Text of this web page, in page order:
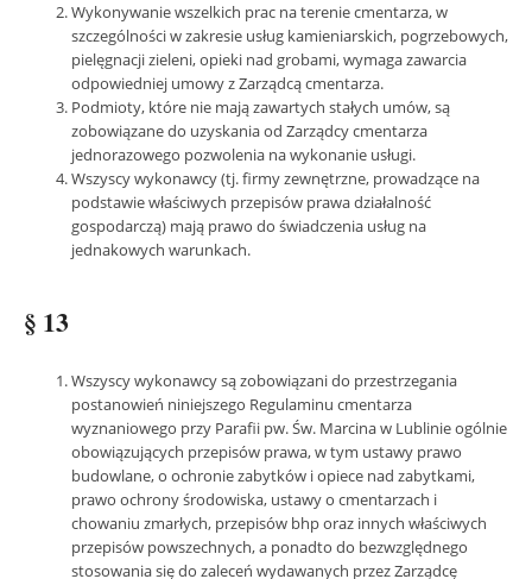
Wykonywanie wszelkich prac na terenie cmentarza, w
szczególności w zakresie usług kamieniarskich, pogrzebowych,
pielęgnacji zieleni, opieki nad grobami, wymaga zawarcia
odpowiedniej umowy z Zarządcą cmentarza.
Podmioty, które nie mają zawartych stałych umów, są
zobowiązane do uzyskania od Zarządcy cmentarza
jednorazowego pozwolenia na wykonanie usługi.
Wszyscy wykonawcy (tj. firmy zewnętrzne, prowadzące na
podstawie właściwych przepisów prawa działalność
gospodarczą) mają prawo do świadczenia usług na
jednakowych warunkach.
§ 13
Wszyscy wykonawcy są zobowiązani do przestrzegania
postanowień niniejszego Regulaminu cmentarza
wyznaniowego przy Parafii pw. Św. Marcina w Lublinie ogólnie
obowiązujących przepisów prawa, w tym ustawy prawo
budowlane, o ochronie zabytków i opiece nad zabytkami,
prawo ochrony środowiska, ustawy o cmentarzach i
chowaniu zmarłych, przepisów bhp oraz innych właściwych
przepisów powszechnych, a ponadto do bezwzględnego
stosowania się do zaleceń wydawanych przez Zarządcę